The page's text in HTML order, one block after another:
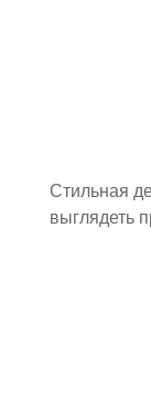
Стильная
выглядеть